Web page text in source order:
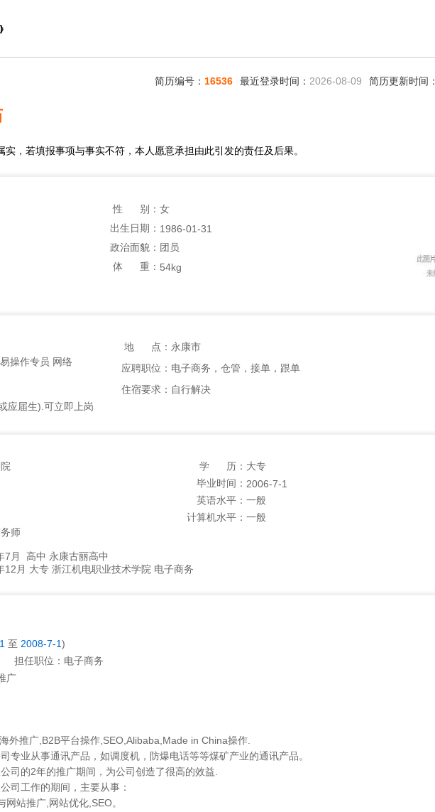
简历编号： 16536 最近登录时间： 2026-08-09 简历更新时间：
，若填报事项与事实不符，本人愿意承担由此引发的责任及后果。
性 别： 女
出生日期： 1986-01-31
政治面貌： 团员
体 重： 54kg
地 点： 永康市
操作专员 网络
应聘职位： 电子商务，仓管，接单，跟单
住宿要求： 自行解决
应届生).可立即上岗
学 历： 大专
毕业时间： 2006-7-1
英语水平： 一般
计算机水平： 一般
师
7月 高中 永康古丽高中
12月 大专 浙江机电职业技术学院 电子商务
至 2008-7-1)
担任职位： 电子商务
广
外推广,B2B平台操作,SEO,Alibaba,Made in China操作.
专业从事通讯产品，如调度机，防爆电话等等煤矿产业的通讯产品。
司的2年的推广期间，为公司创造了很高的效益.
司工作的期间，主要从事：
网站推广,网站优化,SEO。